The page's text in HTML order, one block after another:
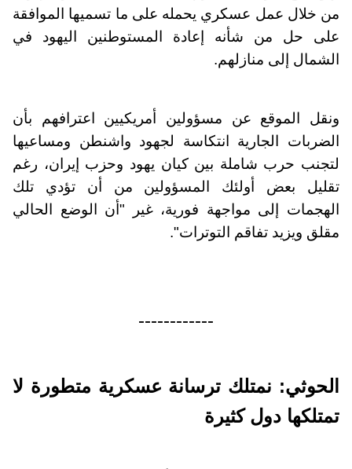
من خلال عمل عسكري يحمله على ما تسميها الموافقة
على حل من شأنه إعادة المستوطنين اليهود في
الشمال إلى منازلهم.
ونقل الموقع عن مسؤولين أمريكيين اعترافهم بأن
الضربات الجارية انتكاسة لجهود واشنطن ومساعيها
لتجنب حرب شاملة بين كيان يهود وحزب إيران، رغم
تقليل بعض أولئك المسؤولين من أن تؤدي تلك
الهجمات إلى مواجهة فورية، غير "أن الوضع الحالي
مقلق ويزيد تفاقم التوترات".
------------
الحوثي: نمتلك ترسانة عسكرية متطورة لا
تمتلكها دول كثيرة